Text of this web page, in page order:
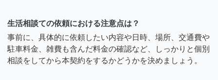
生活相談ての依頼における注意点は？
事前に、具体的に依頼したい内容や日時、場所、交通費や
駐車料金、雑費も含んだ料金の確認など、しっかりと個別
相談をしてから本契約をするかどうかを決めましょう。